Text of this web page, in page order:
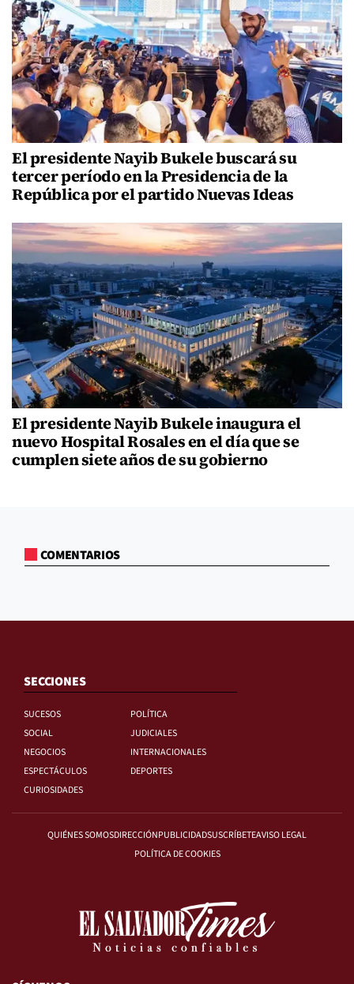
El presidente Nayib Bukele buscará su
tercer período en la Presidencia de la
República por el partido Nuevas Ideas
El presidente Nayib Bukele inaugura el
nuevo Hospital Rosales en el día que se
cumplen siete años de su gobierno
COMENTARIOS
SECCIONES
SUCESOS
POLÍTICA
SOCIAL
JUDICIALES
NEGOCIOS
INTERNACIONALES
ESPECTÁCULOS
DEPORTES
CURIOSIDADES
QUIÉNES SOMOSDIRECCIÓNPUBLICIDADSUSCRÍBETEAVISO LEGAL
POLÍTICA DE COOKIES